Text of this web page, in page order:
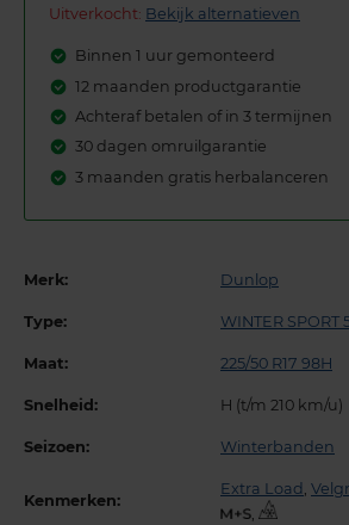
Uitverkocht: Bekijk alternatieven
Binnen 1 uur gemonteerd
12 maanden productgarantie
Achteraf betalen of in 3 termijnen
30 dagen omruilgarantie
3 maanden gratis herbalanceren
Merk: Dunlop
Type: WINTER SPORT
Maat: 225/50 R17 98H
Snelheid: H (t/m 210 km/u)
Seizoen: Winterbanden
Kenmerken:
Extra Load ,
,